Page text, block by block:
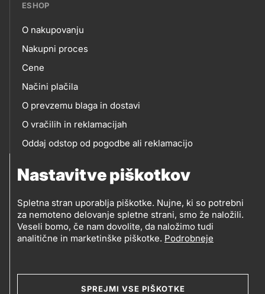
Nastavitve piškotkov
Spletna stran uporablja piškotke. Nujne, ki so potrebni
za nemoteno delovanje spletne strani, smo že naložili.
Veseli bomo, če nam dovolite, da naložimo tudi
analitične in marketinške piškotke. Podrobneje
SPREJMI VSE PIŠKOTKE
ESHOP
eshop
O nakupovanju
Nakupni proces
Cene
Načini plačila
O prevzemu blaga in dostavi
O vračilih in reklamacijah
Oddaj odstop od pogodbe ali reklamacijo
(OEEO)
Varstvo zasebnosti in osebnih podatkov